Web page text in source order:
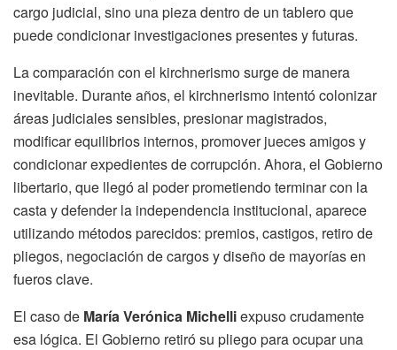
cargo judicial, sino una pieza dentro de un tablero que
puede condicionar investigaciones presentes y futuras.
La comparación con el kirchnerismo surge de manera
inevitable. Durante años, el kirchnerismo intentó colonizar
áreas judiciales sensibles, presionar magistrados,
modificar equilibrios internos, promover jueces amigos y
condicionar expedientes de corrupción. Ahora, el Gobierno
libertario, que llegó al poder prometiendo terminar con la
casta y defender la independencia institucional, aparece
utilizando métodos parecidos: premios, castigos, retiro de
pliegos, negociación de cargos y diseño de mayorías en
fueros clave.
El caso de María Verónica Michelliexpuso crudamente
esa lógica. El Gobierno retiró su pliego para ocupar una